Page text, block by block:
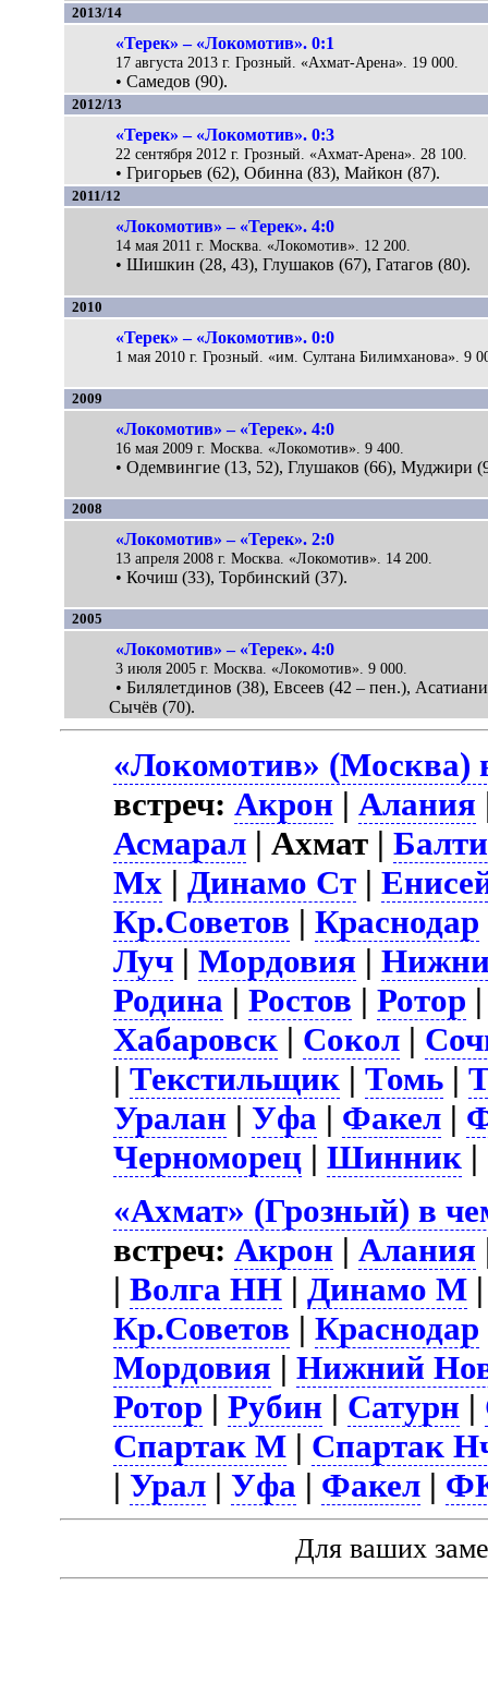
2013/14
«Терек» – «Локомотив». 0:1
17 августа 2013 г. Грозный. «Ахмат-Арена». 19 000.
• Самедов (90).
2012/13
«Терек» – «Локомотив». 0:3
22 сентября 2012 г. Грозный. «Ахмат-Арена». 28 100.
• Григорьев (62), Обинна (83), Майкон (87).
2011/12
«Локомотив» – «Терек». 4:0
14 мая 2011 г. Москва. «Локомотив». 12 200.
• Шишкин (28, 43), Глушаков (67), Гатагов (80).
2010
«Терек» – «Локомотив». 0:0
1 мая 2010 г. Грозный. «им. Султана Билимханова». 9
2009
«Локомотив» – «Терек». 4:0
16 мая 2009 г. Москва. «Локомотив». 9 400.
• Одемвингие (13, 52), Глушаков (66), Муджири
2008
«Локомотив» – «Терек». 2:0
13 апреля 2008 г. Москва. «Локомотив». 14 200.
• Кочиш (33), Торбинский (37).
2005
«Локомотив» – «Терек». 4:0
3 июля 2005 г. Москва. «Локомотив». 9 000.
• Билялетдинов (38), Евсеев (42 – пен.),
Сычёв (70).
«Локомотив» (Москва)
встреч:Акрон |Алания
Асмарал | Ахмат |
Мх |Динамо Ст |
Кр.Советов |Краснодар
Луч |Мордовия |
Родина |Ростов |Ротор
Хабаровск | Сокол |
|Текстильщик |Томь |
Уралан |Уфа | Факел |
Черноморец |Шинник |
«Ахмат» (Грозный) в
встреч:Акрон |Алания
|Волга НН |Динамо М
Кр.Советов |Краснодар
Мордовия |Нижний
Ротор |Рубин | Сатурн |
Спартак М | Спартак
|Урал |Уфа | Факел |
Для ваших